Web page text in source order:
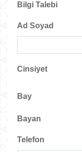
Bilgi Talebi
Ad Soyad
Cinsiyet
Bay
Bayan
Telefon